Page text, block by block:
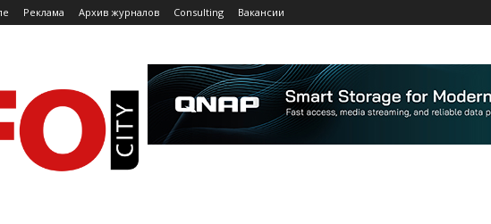
Реклама Архив журналов Consulting Вакансии